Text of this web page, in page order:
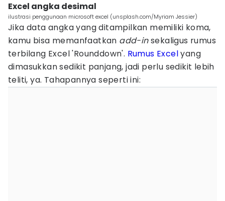
Excel angka desimal
ilustrasi penggunaan microsoft excel (unsplash.com/Myriam Jessier)
Jika data angka yang ditampilkan memiliki koma,
kamu bisa memanfaatkan add-insekaligus rumus
terbilang Excel 'Rounddown'. Rumus Excelyang
dimasukkan sedikit panjang, jadi perlu sedikit lebih
teliti, ya. Tahapannya seperti ini: